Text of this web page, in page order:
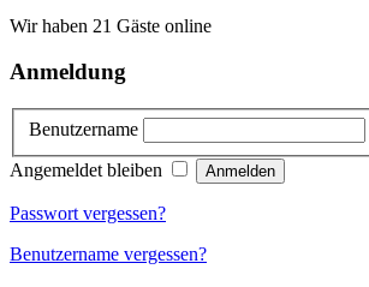
Wir haben 21 Gäste online
Anmeldung
Benutzername
Angemeldet bleiben
Passwort vergessen?
Benutzername vergessen?